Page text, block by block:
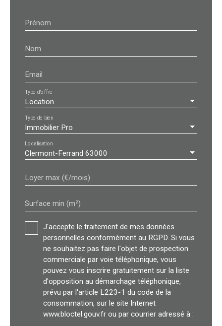
Prénom
Nom
Email
Location
Type d'offre
Immobilier Pro
Type de bien
Clermont-Ferrand 63000
Localisation
Loyer max (€/mois)
Surface min (m²)
J'accepte le traitement de mes données
personnelles conformément au RGPD. Si vous
ne souhaitez pas faire l'objet de prospection
commerciale par voie téléphonique, vous
pouvez vous inscrire gratuitement sur la liste
d'opposition au démarchage téléphonique,
prévu par l'article L223-1 du code de la
consommation, sur le site Internet
www.bloctel.gouv.fr ou par courrier adressé à :